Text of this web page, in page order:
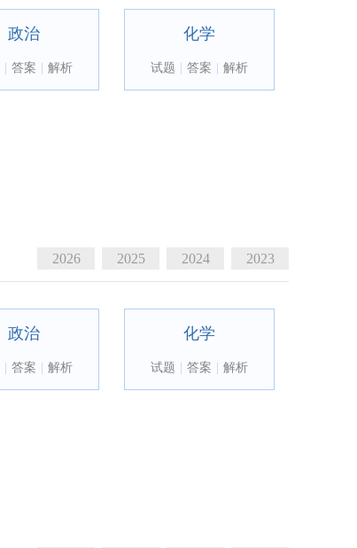
政治
答案 解析
化学
试题 答案 解析
2026 2025 2024 2023
政治
答案 解析
化学
试题 答案 解析